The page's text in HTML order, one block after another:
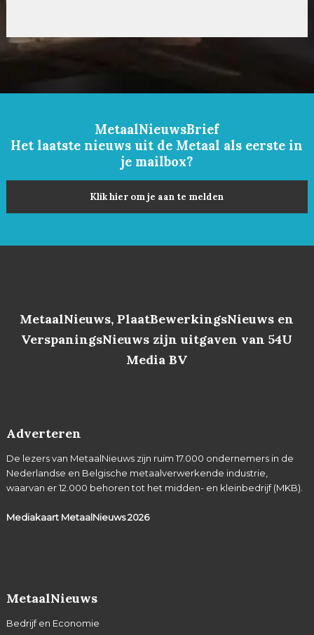
MetaalNieuwsBrief
Het laatste nieuws uit de Metaal als eerste in
je mailbox?
Klik hier om je aan te melden
MetaalNieuws, PlaatBewerkingsNieuws en
VerspaningsNieuws zijn uitgaven van 54U
Media BV
Adverteren
De lezers van MetaalNieuws zijn ruim 17.000 ondernemers in de
Nederlandse en Belgische metaalverwerkende industrie,
waarvan er 12.000 behoren tot het midden- en kleinbedrijf (MKB).
Mediakaart MetaalNieuws2026
MetaalNieuws
Bedrijf en Economie